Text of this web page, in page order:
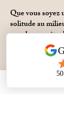
Que vous soyez
solitude au
couple en quête
ou un groupe
pleines
tous les types
votre voyage
laissez la magie